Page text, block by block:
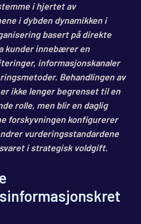
i hjertet av
i dybden dynamikken i
basert på direkte
kunder innebærer en
informasjonskanaler
Behandlingen av
ikke lenger begrenset til en
rolle, men blir en daglig
forskyvningen konfigurerer
vurderingsstandardene
i strategisk voldgift.